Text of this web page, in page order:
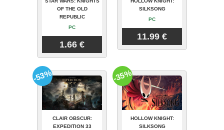
OF THE OLD
REPUBLIC
PC
1.66 €
SILKSONG
PC
11.99 €
CLAIR OBSCUR:
EXPEDITION 33
-53%
HOLLOW KNIGHT:
SILKSONG
-35%